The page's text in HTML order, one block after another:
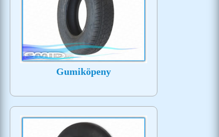
Gumiköpeny